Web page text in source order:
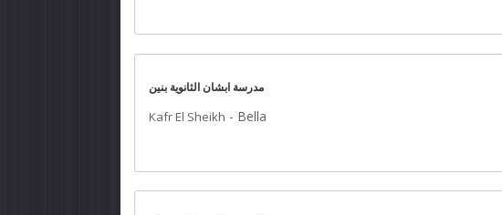
مدرسة ابشان الثانوية بنين
Kafr El Sheikh - Bella